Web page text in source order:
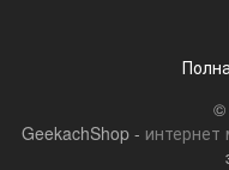
©
GeekachShop - интернет